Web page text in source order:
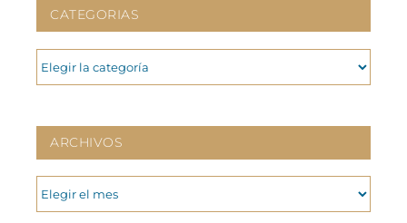
CATEGORIAS
CATEGORIAS
ARCHIVOS
ARCHIVOS